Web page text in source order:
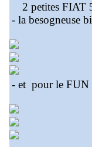
2 petites FIAT
- la besogneuse
- et pour le FUN